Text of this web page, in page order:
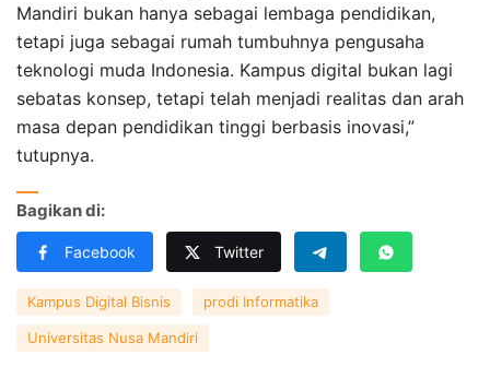
Mandiri bukan hanya sebagai lembaga pendidikan,
tetapi juga sebagai rumah tumbuhnya pengusaha
teknologi muda Indonesia. Kampus digital bukan lagi
sebatas konsep, tetapi telah menjadi realitas dan arah
masa depan pendidikan tinggi berbasis inovasi,”
tutupnya.
Bagikan di:
Facebook Twitter
Kampus Digital Bisnis prodi Informatika
Universitas Nusa Mandiri